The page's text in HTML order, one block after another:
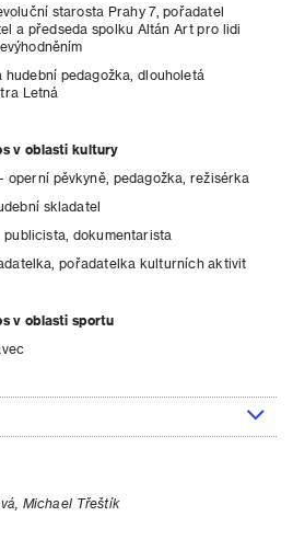
starosta Prahy 7, pořadatel
a předseda spolku Altán Art pro lidi
pedagožka, dlouholetá
Letná
v oblasti kultury
operní pěvkyně, pedagožka, režisérka
skladatel
dokumentarista
pořadatelka kulturních aktivit
v oblasti sportu
Michael Třeštík